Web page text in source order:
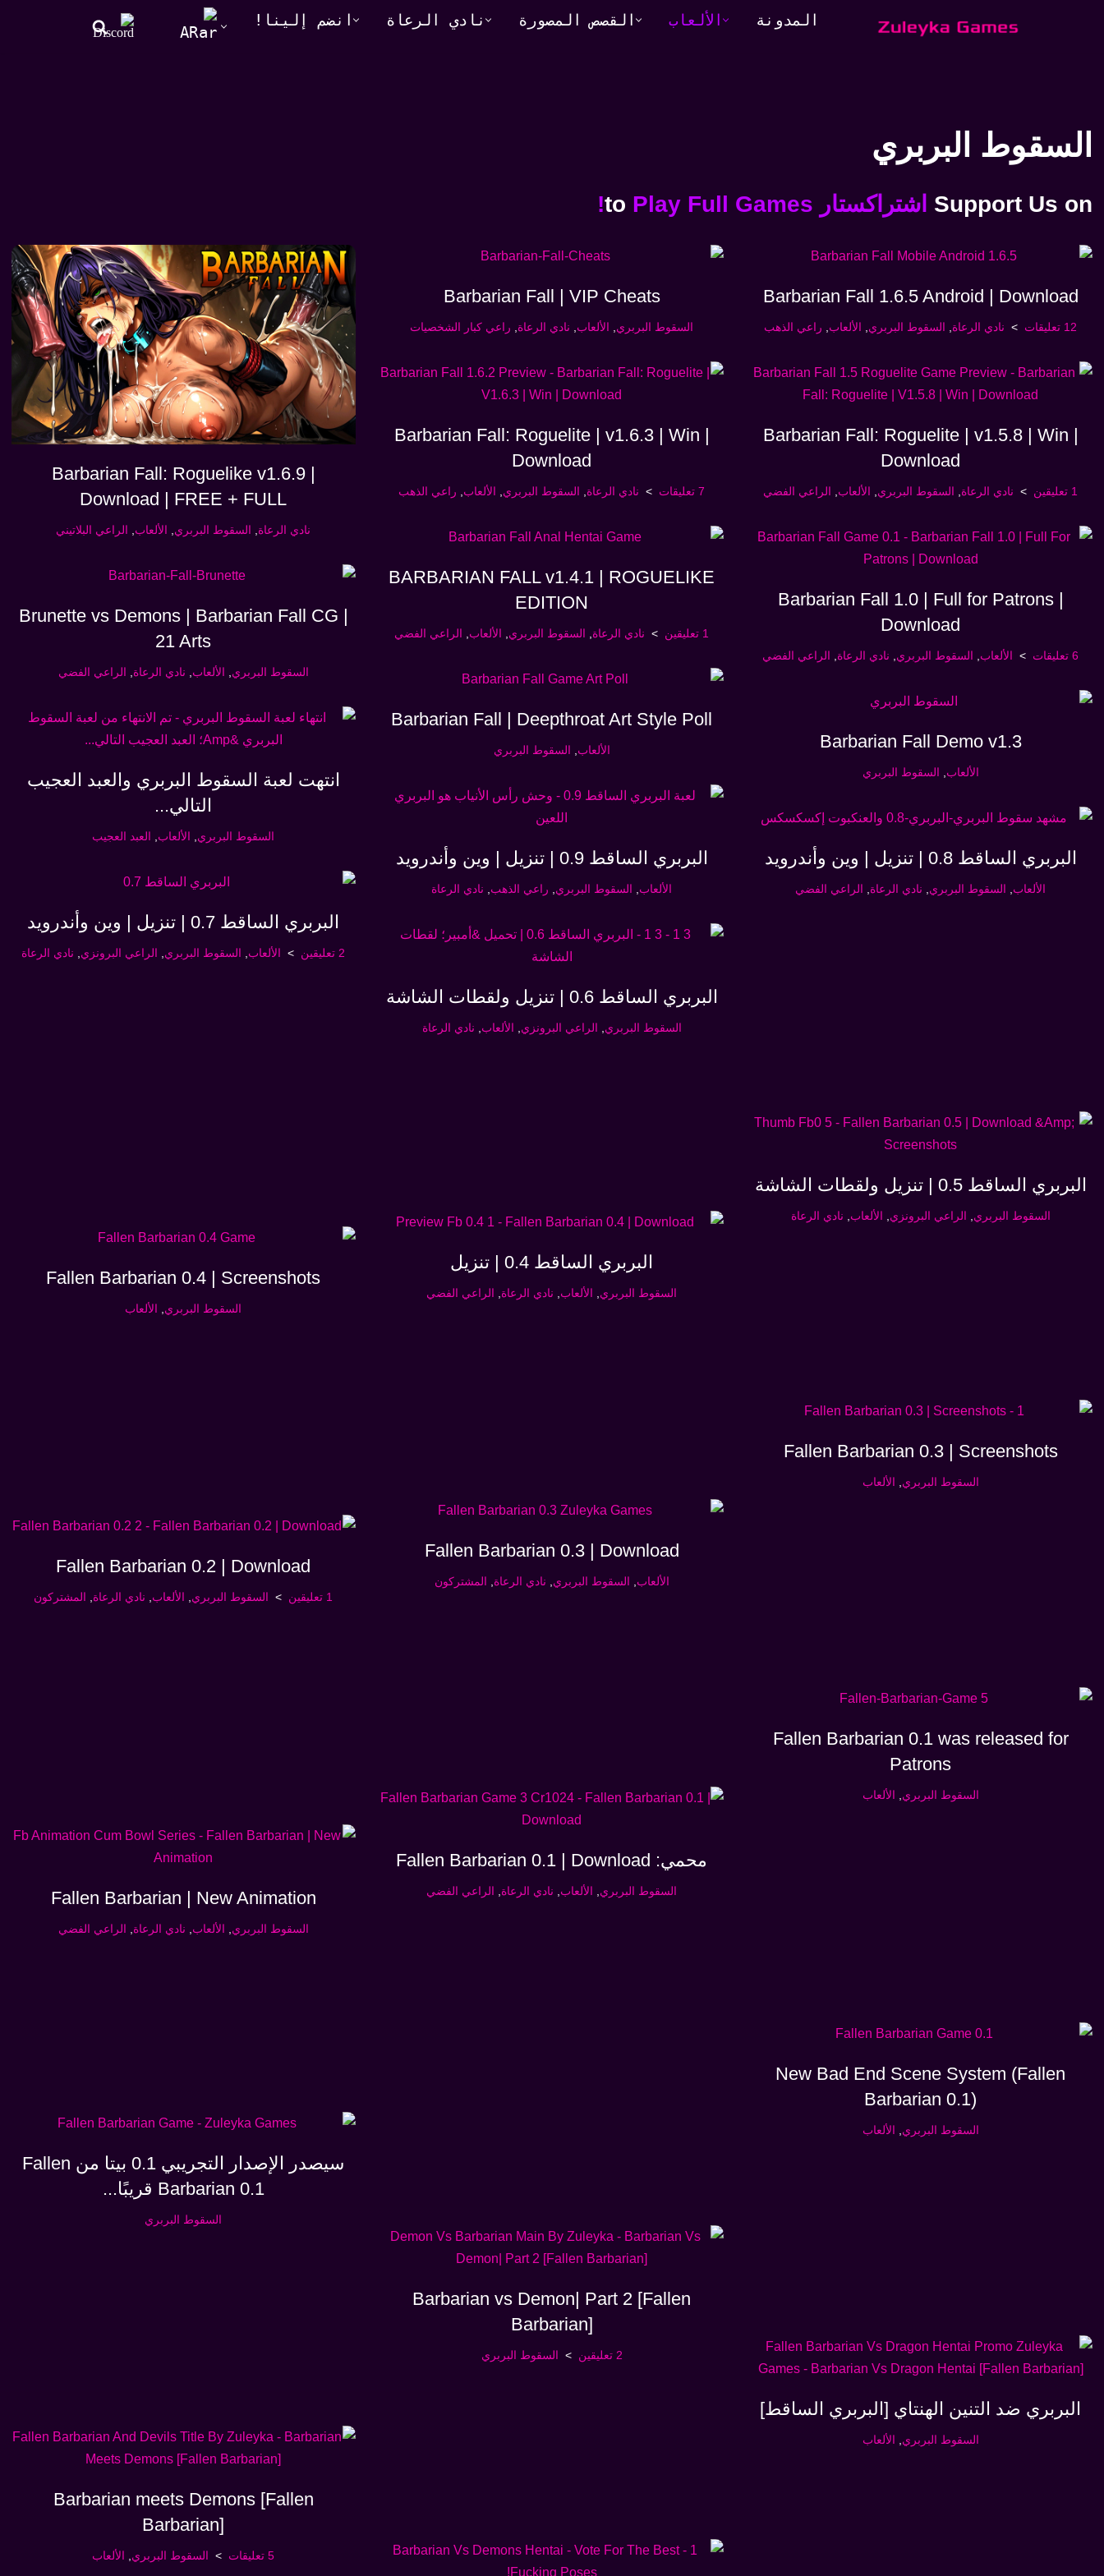
المدونة الألعاب القصص المصورة نادي الرعاة انضم إلينا!
AR
السقوط البربري
Support Us on اشتراكستار Play Full Games!
Barbarian Fall: Roguelike v1.6.9 |
Download | FREE + FULL
نادي الرعاة السقوط البربري الألعاب الراعي البلاتيني
Barbarian Fall | VIP Cheats
السقوط البربري الألعاب نادي الرعاة راعي كبار الشخصيات
Barbarian Fall 1.6.5 Android | Download
12 تعليقات نادي الرعاة السقوط البربري الألعاب راعي الذهب
Barbarian Fall: Roguelite | v1.6.3 | Win |
Download
7 تعليقات نادي الرعاة السقوط البربري الألعاب راعي الذهب
Barbarian Fall: Roguelite | v1.5.8 | Win |
Download
1 تعليقين نادي الرعاة السقوط البربري الألعاب الراعي الفضي
BARBARIAN FALL v1.4.1 | ROGUELIKE
EDITION
1 تعليقين نادي الرعاة السقوط البربري الألعاب الراعي الفضي
Barbarian Fall 1.0 | Full for Patrons |
Download
6 تعليقات الألعاب السقوط البربري نادي الرعاة الراعي الفضي
Brunette vs Demons | Barbarian Fall CG |
21 Arts
السقوط البربري الألعاب نادي الرعاة الراعي الفضي
Barbarian Fall | Deepthroat Art Style Poll
الألعاب السقوط البربري Barbarian Fall Demo v1.3
الألعاب السقوط البربري
انتهت لعبة السقوط البربري والعبد العجيب
التالي...
السقوط البربري الألعاب العبد العجيب
البربري الساقط 0.9 | تنزيل | وين وأندرويد
الألعاب السقوط البربري راعي الذهب نادي الرعاة
البربري الساقط 0.8 | تنزيل | وين وأندرويد
الألعاب السقوط البربري نادي الرعاة الراعي الفضي
البربري الساقط 0.7 | تنزيل | وين وأندرويد
2 تعليقين الألعاب السقوط البربري الراعي البرونزي نادي الرعاة
البربري الساقط 0.6 | تنزيل ولقطات الشاشة
السقوط البربري الراعي البرونزي الألعاب نادي الرعاة
البربري الساقط 0.5 | تنزيل ولقطات الشاشة
السقوط البربري الراعي البرونزي الألعاب نادي الرعاة
البربري الساقط 0.4 | تنزيل
السقوط البربري, الألعاب, نادي الرعاة, الراعي الفضي
Fallen Barbarian 0.4 | Screenshots
السقوط البربري, الألعاب
Fallen Barbarian 0.3 | Screenshots
السقوط البربري الألعاب
Fallen Barbarian 0.3 | Download
الألعاب السقوط البربري نادي الرعاة المشتركون
Fallen Barbarian 0.2 | Download
1 تعليقين السقوط البربري الألعاب نادي الرعاة المشتركون
Fallen Barbarian 0.1 was released for
Patrons
السقوط البربري الألعاب
محمي: Fallen Barbarian 0.1 | Download
السقوط البربري, الألعاب, نادي الرعاة, الراعي الفضي Fallen Barbarian | New Animation
السقوط البربري الألعاب نادي الرعاة الراعي الفضي
New Bad End Scene System (Fallen
Barbarian 0.1)
السقوط البربري الألعاب
سيصدر الإصدار التجريبي 0.1 بيتا من Fallen
Barbarian 0.1 قريبًا...
السقوط البربري
Barbarian vs Demon| Part 2 [Fallen
Barbarian]
2 تعليقين السقوط البربري
البربري ضد التنين الهنتاي [البربري الساقط]
السقوط البربري, الألعاب
Barbarian meets Demons [Fallen
Barbarian]
5 تعليقات السقوط البربري الألعاب